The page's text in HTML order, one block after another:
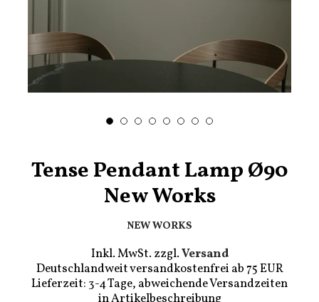
Tense Pendant Lamp Ø90
New Works
NEW WORKS
Inkl. MwSt. zzgl.Versand
Deutschlandweit versandkostenfrei ab 75 EUR
Lieferzeit: 3-4 Tage, abweichende Versandzeiten
in Artikelbeschreibung